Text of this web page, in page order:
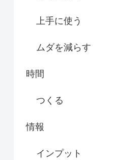
上手に使う
ムダを減らす
時間
つくる
情報
インプット